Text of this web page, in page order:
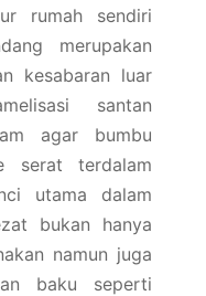
rumah sendiri
merupakan
kesabaran luar
santan
agar bumbu
serat terdalam
utama dalam
bukan hanya
namun juga
baku seperti